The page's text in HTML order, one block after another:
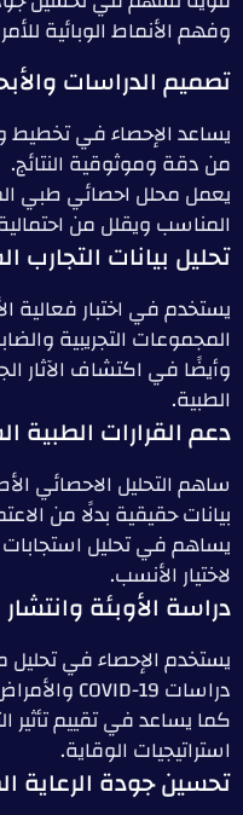
وفهم الأنماط الوبائية
تصميم الدراسات
يساعد الإحصاء في تخطيط
من دقة وموثوقية النتائج.
يعمل محلل احصائي طبي
المناسب ويقلل من
تحليل بيانات التجارب
يستخدم في اختبار فعالية
المجموعات التجريبية
وأيضًا في اكتشاف الآثار
الطبية.
دعم القرارات الطبية
ساهم التحليل الاحصائي
بيانات حقيقية بدلًا من
يساهم في تحليل استجابات
لاختيار الأنسب.
دراسة الأوبئة
يستخدم الإحصاء في تحليل
دراسات COVID-19 والأمراض المزمنة.
كما يساعد في تقييم تأثير
استراتيجيات الوقاية.
تحسين جودة الرعاية